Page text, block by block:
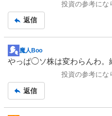
投資の参考にな
返信
掲
示
事
魔人Boo
やっぱ◯ソ株は変わらんわ。
投資の参考にな
返信